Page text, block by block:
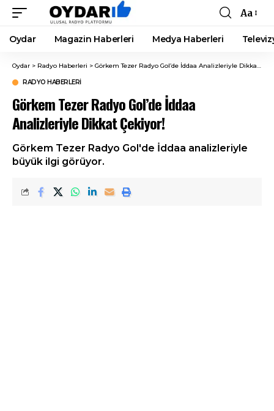
Font
Resizer
Aa
Oydar Magazin Haberleri Medya Haberleri
Oydar > Radyo Haberleri > Görkem Tezer Radyo Gol’de İddaa Analizleriyle Dikkat Çekiyor!
RADYO HABERLERI
Görkem Tezer Radyo Gol’de İddaa
Analizleriyle Dikkat Çekiyor!
Görkem Tezer Radyo Gol'de İddaa analizleriyle
büyük ilgi görüyor.